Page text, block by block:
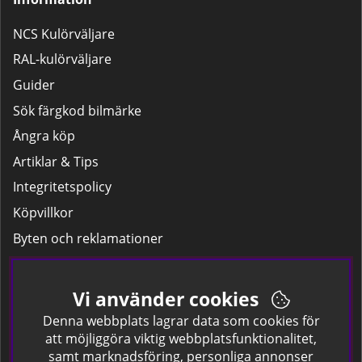
NCS Kulörväljare
RAL-kulörväljare
Guider
Sök färgkod bilmärke
Ångra köp
Artiklar & Tips
Integritetspolicy
Köpvillkor
Byten och reklamationer
Leverans
Hitta färgkoden på bilen.
Företagskund
Vi använder cookies
Denna webbplats lagrar data som cookies för
att möjliggöra viktig webbplatsfunktionalitet,
samt marknadsföring, personliga annonser